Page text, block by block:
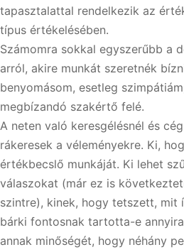
tapasztalattal rendelkezik az
típus értékelésében.
Számomra sokkal egyszerűbb a
arról, akire munkát szeretnék
benyomásom, esetleg
megbízandó szakértő felé.
A neten való keresgélésnél és
rákeresek a véleményekre. Ki,
értékbecslő munkáját. Ki lehet
válaszokat (már ez is
szintre), kinek, hogy tetszett, mit
bárki fontosnak tartotta-e
annak minőségét, hogy néhány